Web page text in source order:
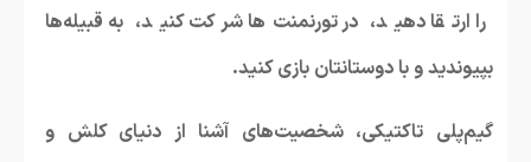
را ارتقا دهید، در تورنمنت‌ها شرکت کنید، به قبیله‌ها
بپیوندید و با دوستانتان بازی کنید.
گیم‌پلی تاکتیکی، شخصیت‌های آشنا از دنیای کلش و